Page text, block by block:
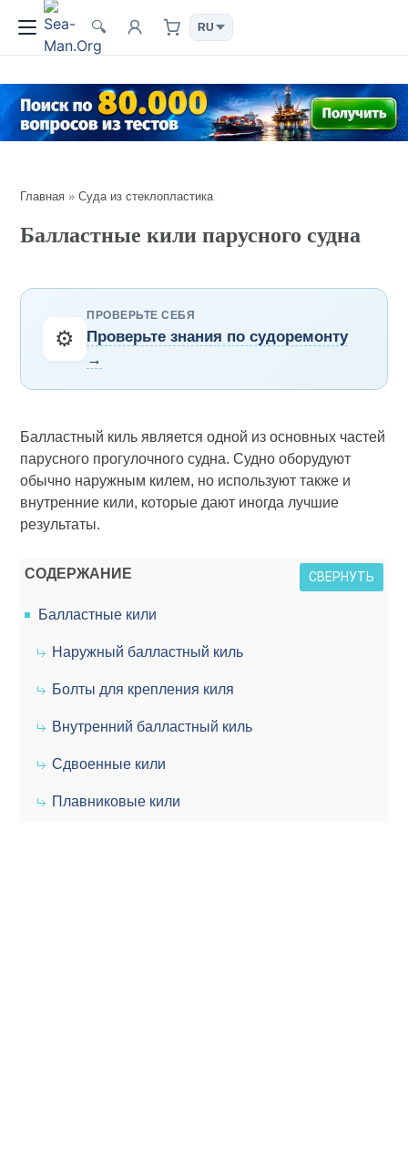
🔍
Главная »Суда из стеклопластика
Балластные кили парусного судна
⚙️
ПРОВЕРЬТЕ СЕБЯ
Проверьте знания по судоремонту
→
Балластный киль является одной из основных частей
парусного прогулочного судна. Судно оборудуют
обычно наружным килем, но используют также и
внутренние кили, которые дают иногда лучшие
результаты.
СОДЕРЖАНИЕ СВЕРНУТЬ
Балластные кили
Наружный балластный киль
Болты для крепления киля
Внутренний балластный киль
Сдвоенные кили
Плавниковые кили